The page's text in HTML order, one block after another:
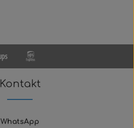
Kontakt
WhatsApp